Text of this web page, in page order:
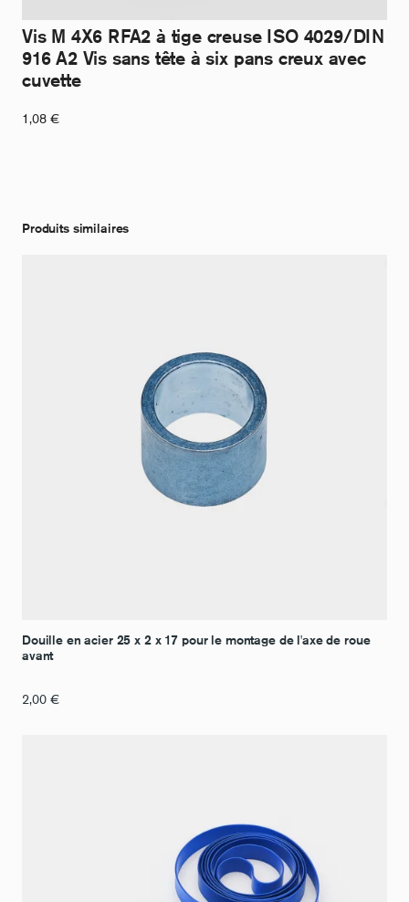
Vis M 4X6 RFA2 à tige creuse ISO 4029/DIN
916 A2 Vis sans tête à six pans creux avec
cuvette
1,08 €
Produits similaires
Douille en acier 25 x 2 x 17 pour le montage de l'axe de roue
avant
2,00 €